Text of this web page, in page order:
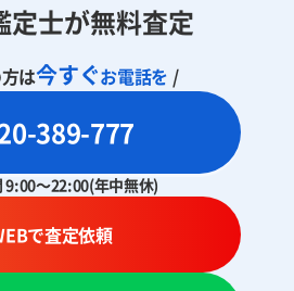
定士が無料査定
は今すぐお電話を /
389-777
9:00～22:00(年中無休)
で査定依頼